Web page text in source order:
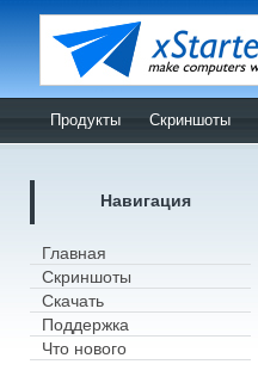
Продукты Скриншоты
Навигация
Главная
Скриншоты
Скачать
Поддержка
Что нового